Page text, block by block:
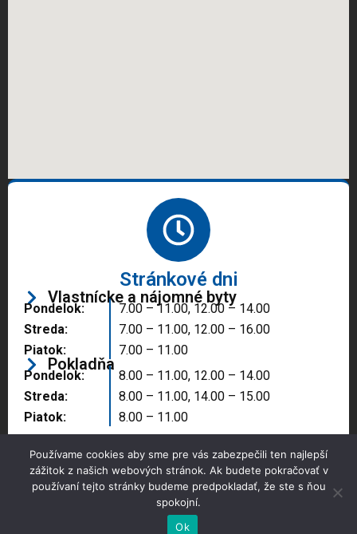
Stránkové dni
Vlastnícke a nájomné byty
Pondelok:
Streda:
Piatok:
7.00 – 11.00, 12.00 – 14.00
7.00 – 11.00, 12.00 – 16.00
7.00 – 11.00
Pokladňa
Pondelok:
Streda:
Piatok:
8.00 – 11.00, 12.00 – 14.00
8.00 – 11.00, 14.00 – 15.00
8.00 – 11.00
Copyright © 2025 Správa majetku mesta, n.o.,
Partizánske
Používame cookies aby sme pre vás zabezpečili ten najlepší
zážitok z našich webových stránok. Ak budete pokračovať v
používaní tejto stránky budeme predpokladať, že ste s ňou
spokojní.
Ok